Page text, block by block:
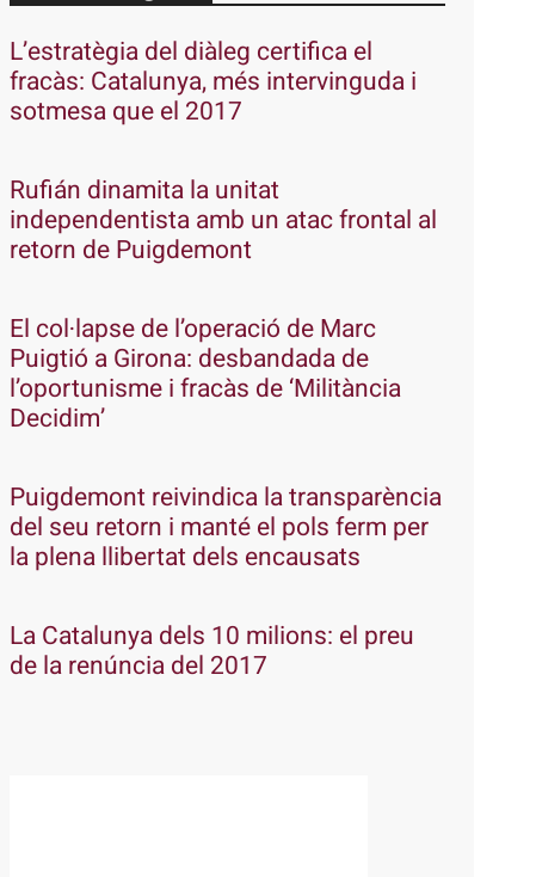
L’estratègia del diàleg certifica el
fracàs: Catalunya, més intervinguda i
sotmesa que el 2017
Rufián dinamita la unitat
independentista amb un atac frontal al
retorn de Puigdemont
El col·lapse de l’operació de Marc
Puigtió a Girona: desbandada de
l’oportunisme i fracàs de ‘Militància
Decidim’
Puigdemont reivindica la transparència
del seu retorn i manté el pols ferm per
la plena llibertat dels encausats
La Catalunya dels 10 milions: el preu
de la renúncia del 2017